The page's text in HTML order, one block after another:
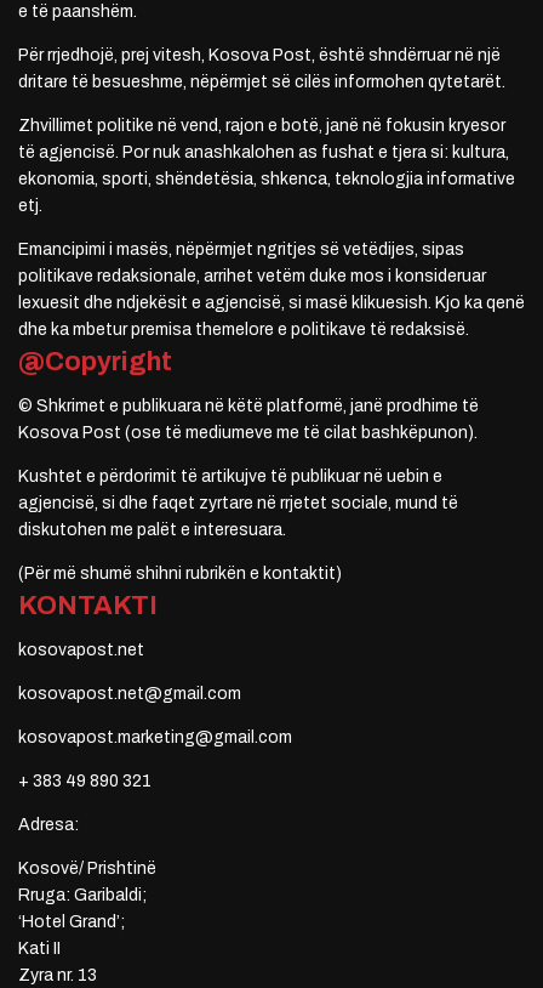
e të paanshëm.
Për rrjedhojë, prej vitesh, Kosova Post, është shndërruar në një
dritare të besueshme, nëpërmjet së cilës informohen qytetarët.
Zhvillimet politike në vend, rajon e botë, janë në fokusin kryesor
të agjencisë. Por nuk anashkalohen as fushat e tjera si: kultura,
ekonomia, sporti, shëndetësia, shkenca, teknologjia informative
etj.
Emancipimi i masës, nëpërmjet ngritjes së vetëdijes, sipas
politikave redaksionale, arrihet vetëm duke mos i konsideruar
lexuesit dhe ndjekësit e agjencisë, si masë klikuesish. Kjo ka qenë
dhe ka mbetur premisa themelore e politikave të redaksisë.
@Copyright
© Shkrimet e publikuara në këtë platformë, janë prodhime të
Kosova Post (ose të mediumeve me të cilat bashkëpunon).
Kushtet e përdorimit të artikujve të publikuar në uebin e
agjencisë, si dhe faqet zyrtare në rrjetet sociale, mund të
diskutohen me palët e interesuara.
(Për më shumë shihni rubrikën e kontaktit)
KONTAKTI
kosovapost.net
kosovapost.net@gmail.com
kosovapost.marketing@gmail.com
+ 383 49 890 321
Adresa:
Kosovë/ Prishtinë
Rruga: Garibaldi;
‘Hotel Grand’;
Kati II
Zyra nr. 13